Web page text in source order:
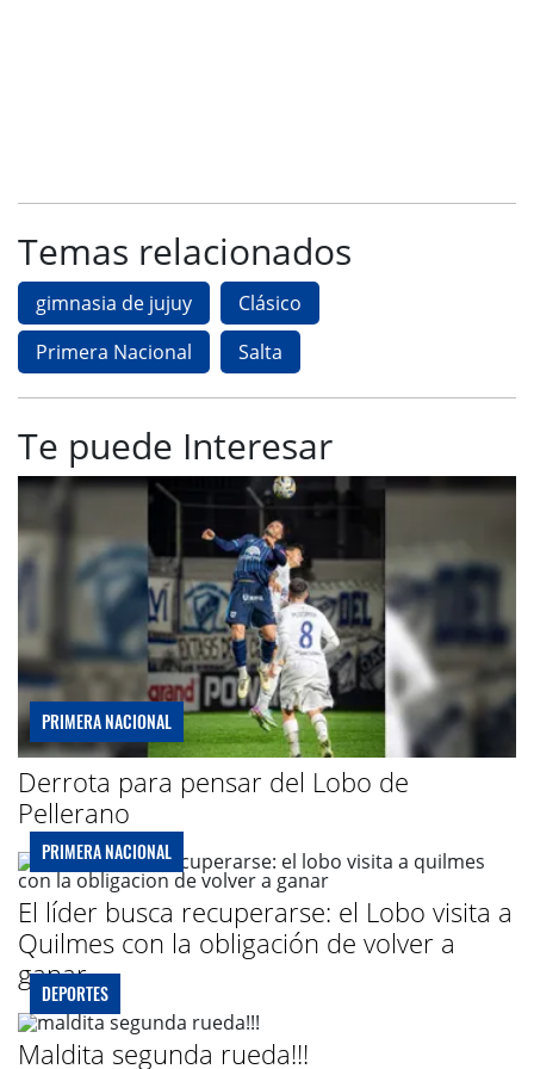
Temas relacionados
gimnasia de jujuy
Clásico
Primera Nacional
Salta
Te puede Interesar
PRIMERA NACIONAL
Derrota para pensar del Lobo de
Pellerano
PRIMERA NACIONAL
El líder busca recuperarse: el Lobo visita a
Quilmes con la obligación de volver a
ganar
DEPORTES
Maldita segunda rueda!!!